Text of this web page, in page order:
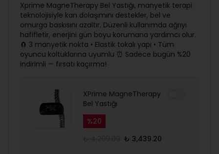
Xprime MagneTherapy Bel Yastığı, manyetik terapi
teknolojisiyle kan dolaşımını destekler, bel ve
omurga baskısını azaltır. Düzenli kullanımda ağrıyı
hafifletir, enerjini gün boyu korumana yardımcı olur.
🧲 3 manyetik nokta • Elastik tokalı yapı • Tüm
oyuncu koltuklarına uyumlu ⏰ Sadece bugün %20
indirimli — fırsatı kaçırma!
XPrime MagneTherapy
Bel Yastığı
%20
₺ 3,439.20